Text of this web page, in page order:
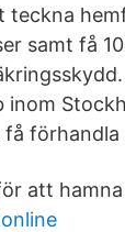
teckna
samt få
inom
få förhandla
att